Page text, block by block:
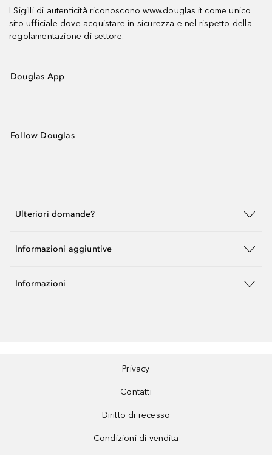
I Sigilli di autenticità riconoscono www.douglas.it come unico
sito ufficiale dove acquistare in sicurezza e nel rispetto della
regolamentazione di settore.
Douglas App
Follow Douglas
Ulteriori domande?
Informazioni aggiuntive
Informazioni
Privacy
Contatti
Diritto di recesso
Condizioni di vendita